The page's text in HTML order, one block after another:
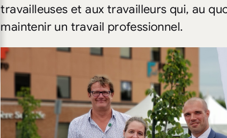
travailleuses et aux travailleurs qui, au
maintenir un travail professionnel.